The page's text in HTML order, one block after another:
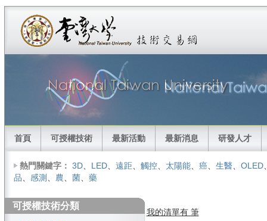
首頁 可授權技術 最新活動 最新消息 研發人才
熱門關鍵字： 3D、 LED、 遠距、 觸控、 太陽能、 癌、 生醫、 OLED
品、 感測 、 農、 菌、 藥
可授權技術分類
我的清單有 筆